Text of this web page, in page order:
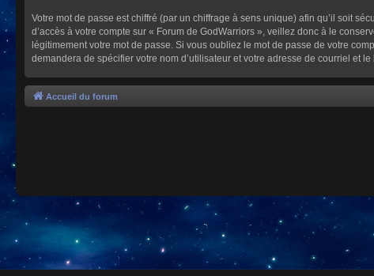
Votre mot de passe est chiffré (par un chiffrage à sens unique) afin qu’il soit
d’accès à votre compte sur « Forum de GodWarriors », veillez donc à le
légitimement votre mot de passe. Si vous oubliez le mot de passe de votre
demandera de spécifier votre nom d’utilisateur et votre adresse de courriel et
Accueil du forum